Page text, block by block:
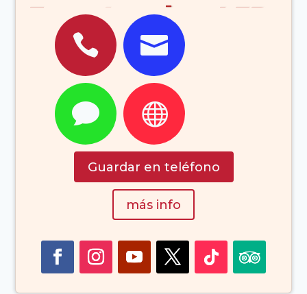
Espertaculos, LED,
Wlan,
Fotovoltaicas
(Arrecife
Lanzarote Islas
Canarias España)
 
 
Guardar en teléfono
más info